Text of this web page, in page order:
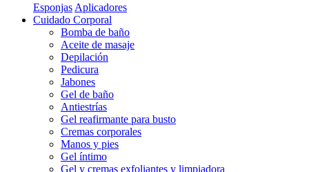
Esponjas Aplicadores
Cuidado Corporal
Bomba de baño
Aceite de masaje
Depilación
Pedicura
Jabones
Gel de baño
Antiestrías
Gel reafirmante para busto
Cremas corporales
Manos y pies
Gel íntimo
Gel y cremas exfoliantes y limpiadora